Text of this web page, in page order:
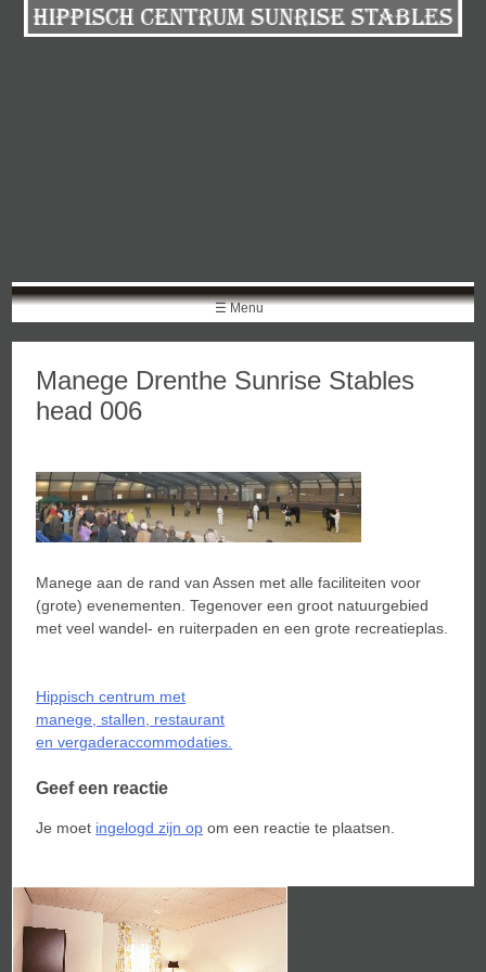
Skip
☰ Menu
Manege Drenthe Sunrise Stables
head 006
Manege aan de rand van Assen met alle faciliteiten voor
(grote) evenementen. Tegenover een groot natuurgebied
met veel wandel- en ruiterpaden en een grote recreatieplas.
Bericht
navigatie
Hippisch centrum met
manege, stallen, restaurant
en vergaderaccommodaties.
Geef een reactie
Je moet ingelogd zijn op om een reactie te plaatsen.